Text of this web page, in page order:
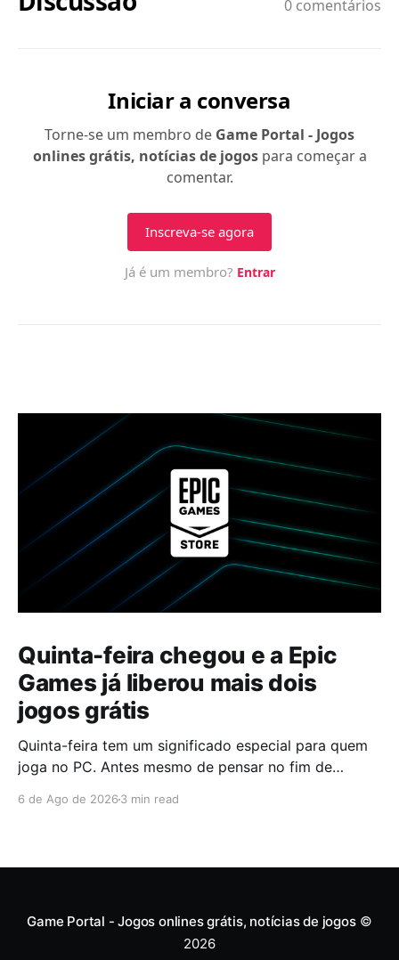
Quinta-feira chegou e a Epic
Games já liberou mais dois
jogos grátis
Quinta-feira tem um significado especial para quem
joga no PC. Antes mesmo de pensar no fim de
descobrir quais serão os próximos jogos a entrar na
6 de Ago de 2026 3 min read
Game Portal - Jogos onlines grátis, notícias de jogos©
2026